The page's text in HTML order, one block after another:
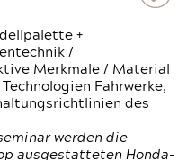
+
/
Merkmale / Material
Fahrwerke,
des
werden die
ausgestatteten Honda-